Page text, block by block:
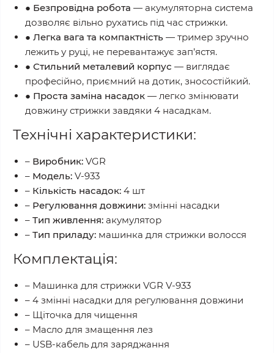
● Безпровідна робота — акумуляторна система
дозволяє вільно рухатись під час стрижки.
● Легка вага та компактність — тример зручно
лежить у руці, не перевантажує зап’ястя.
● Стильний металевий корпус — виглядає
професійно, приємний на дотик, зносостійкий.
● Проста заміна насадок — легко змінювати
довжину стрижки завдяки 4 насадкам.
Технічні характеристики:
– Виробник: VGR
– Модель: V-933
– Кількість насадок: 4 шт
– Регулювання довжини: змінні насадки
– Тип живлення: акумулятор
– Тип приладу: машинка для стрижки волосся
Комплектація:
– Машинка для стрижки VGR V-933
– 4 змінні насадки для регулювання довжини
– Щіточка для чищення
– Масло для змащення лез
– USB-кабель для заряджання